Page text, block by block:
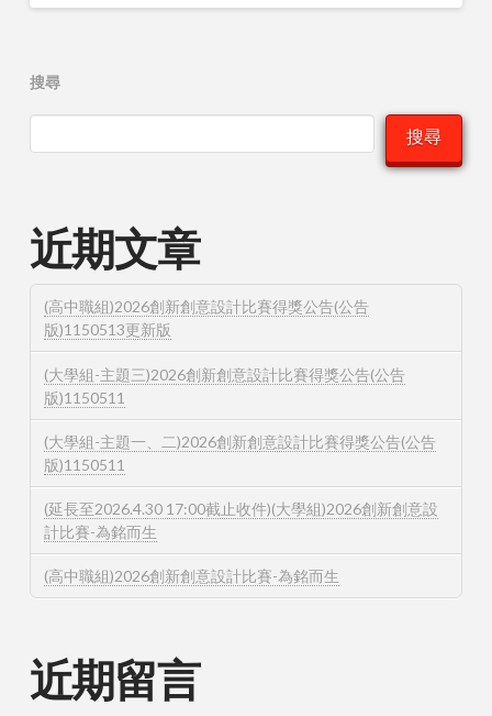
搜尋
搜尋
近期文章
(高中職組)2026創新創意設計比賽得獎公告(公告
版)1150513更新版
(大學組-主題三)2026創新創意設計比賽得獎公告(公告
版)1150511
(大學組-主題一、二)2026創新創意設計比賽得獎公告(公告
版)1150511
(延長至2026.4.30 17:00截止收件)(大學組)2026創新創意設
計比賽-為銘而生
(高中職組)2026創新創意設計比賽-為銘而生
近期留言